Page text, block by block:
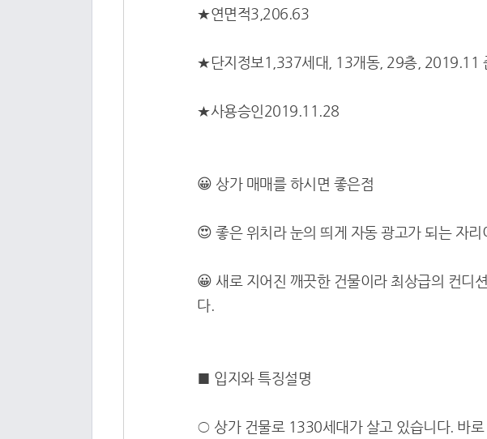
★연면적3,206.63
★단지정보1,337세대, 13개동, 29층, 2019.11
★사용승인2019.11.28
😀 상가 매매를 하시면 좋은점
😍 좋은 위치라 눈의 띄게 자동 광고가 되는 자리
😀 새로 지어진 깨끗한 건물이라 최상급의 컨디
다.
■ 입지와 특징설명
○ 상가 건물로 1330세대가 살고 있습니다. 바